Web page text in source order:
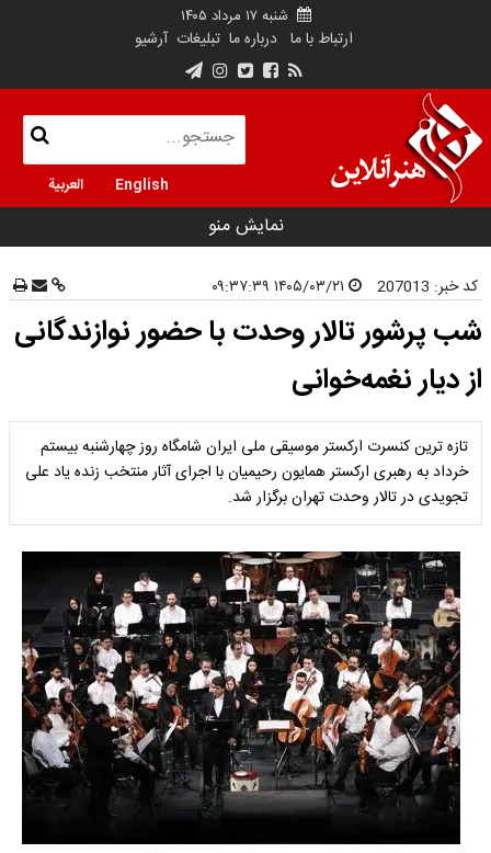
شنبه ۱۷ مرداد ۱۴۰۵
ارتباط با ما درباره ما تبلیغات آرشیو
English العربية
نمایش منو
کد خبر: 207013
شب پرشور تالار وحدت با حضور نوازندگانی
از دیار نغمه‌خوانی
تازه ترین کنسرت ارکستر موسیقی ملی ایران شامگاه روز چهارشنبه بیستم
خرداد به رهبری ارکستر همایون رحیمیان با اجرای آثار منتخب زنده یاد علی
تجویدی در تالار وحدت تهران برگزار شد.